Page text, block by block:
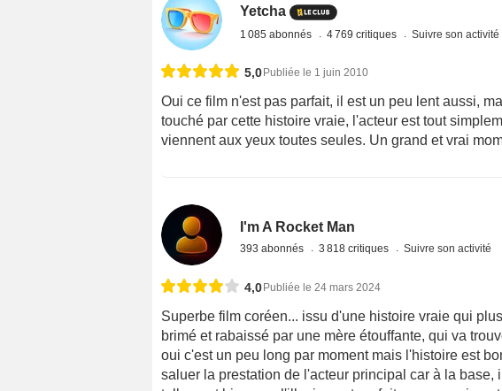
Yetcha
1 085 abonnés 4 769 critiques Suivre son activité
5,0 Publiée le 1 juin 2010
Oui ce film n'est pas parfait, il est un peu lent aussi,
touché par cette histoire vraie, l'acteur est tout
viennent aux yeux toutes seules. Un grand et vrai
I'm A Rocket Man
393 abonnés 3 818 critiques Suivre son activité
4,0 Publiée le 24 mars 2024
Superbe film coréen... issu d'une histoire vraie qui
brimé et rabaissé par une mère étouffante, qui va
oui c'est un peu long par moment mais l'histoire est
saluer la prestation de l'acteur principal car à la base,